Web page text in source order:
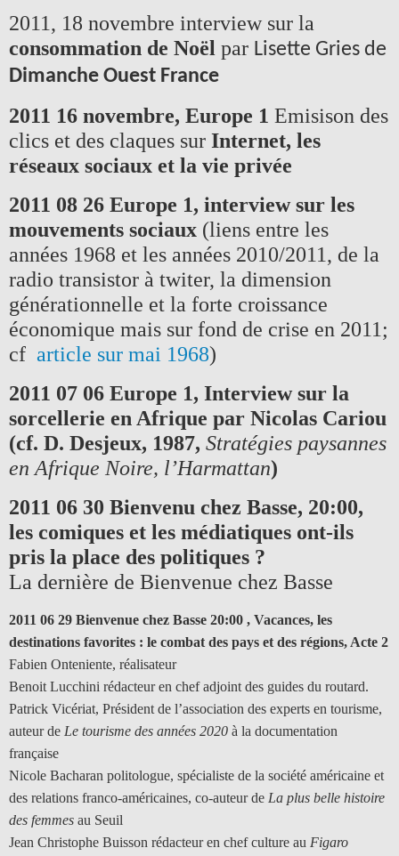
2011, 18 novembre interview sur la
consommation de Noël par Lisette Gries de
Dimanche Ouest France
2011 16 novembre, Europe 1 Emisison des
clics et des claques sur Internet, les
réseaux sociaux et la vie privée
2011 08 26 Europe 1, interview sur les
mouvements sociaux (liens entre les
années 1968 et les années 2010/2011, de la
radio transistor à twiter, la dimension
générationnelle et la forte croissance
économique mais sur fond de crise en 2011;
cf article sur mai 1968)
2011 07 06 Europe 1, Interview sur la
sorcellerie en Afrique par Nicolas Cariou
(cf. D. Desjeux, 1987, Stratégies paysannes
en Afrique Noire, l’Harmattan)
2011 06 30 Bienvenu chez Basse, 20:00,
les comiques et les médiatiques ont-ils
pris la place des politiques ?
La dernière de Bienvenue chez Basse
2011 06 29 Bienvenue chez Basse 20:00 , Vacances, les
destinations favorites : le combat des pays et des régions, Acte 2
Fabien Onteniente, réalisateur
Benoit Lucchini rédacteur en chef adjoint des guides du routard.
Patrick Vicériat, Président de l’association des experts en tourisme,
auteur de Le tourisme des années 2020 à la documentation
française
Nicole Bacharan politologue, spécialiste de la société américaine et
des relations franco-américaines, co-auteur de La plus belle histoire
des femmes au Seuil
Jean Christophe Buisson rédacteur en chef culture au Figaro